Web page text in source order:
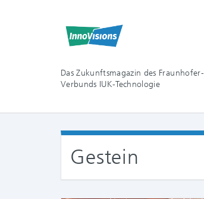
Das Zukunftsmagazin des Fraunhofer-
Verbunds IUK-Technologie
Gestein